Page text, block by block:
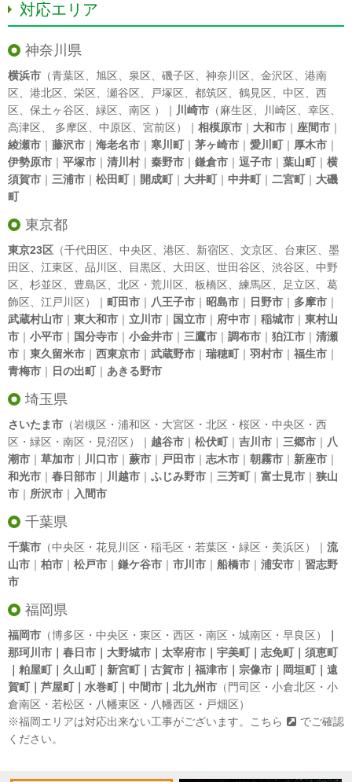
対応エリア
神奈川県
横浜市 （青葉区 旭区 泉区 磯子区 神奈川区 金沢区
港南
区
港北区 栄区 瀬谷区 戸塚区 都筑区 鶴見区 中区
西
区
保土ヶ谷区 緑区 南区 ）｜ 川崎市 （麻生区 川崎区 幸区
高津区
多摩区 中原区 宮前区）｜ 相模原市 ｜ 大和市 ｜ 座間市 ｜
綾瀬市 ｜ 藤沢市 ｜ 海老名市 ｜ 寒川町｜ 茅ヶ崎市 ｜ 愛川町｜ 厚木市 ｜
伊勢原市 ｜ 平塚市 ｜ 清川村｜ 秦野市 ｜ 鎌倉市 ｜ 逗子市 ｜ 葉山町｜ 横
須賀市 ｜ 三浦市 ｜ 松田町｜ 開成町｜ 大井町｜ 中井町｜ 二宮町｜ 大磯
町
東京都
東京23区 （千代田区 中央区 港区 新宿区 文京区 台東区
墨
田区
江東区 品川区 目黒区 大田区 世田谷区 渋谷区
中野
区
杉並区 豊島区 北区 ・ 荒川区 板橋区 練馬区 足立区
葛
飾区
江戸川区）｜ 町田市 ｜ 八王子市 ｜ 昭島市 ｜ 日野市 ｜ 多摩市 ｜
武蔵村山市 ｜ 東大和市 ｜ 立川市 ｜ 国立市 ｜ 府中市 ｜ 稲城市 ｜ 東村山
市 ｜ 小平市 ｜ 国分寺市 ｜ 小金井市 ｜ 三鷹市 ｜ 調布市 ｜ 狛江市 ｜ 清瀬
市 ｜ 東久留米市 ｜ 西東京市 ｜ 武蔵野市 ｜ 瑞穂町｜ 羽村市 ｜ 福生市 ｜
青梅市 ｜ 日の出町｜ あきる野市
埼玉県
さいたま市 （岩槻区・浦和区・大宮区・北区・桜区・中央区・西
区・緑区・南区・見沼区）｜ 越谷市 ｜ 松伏町｜ 吉川市 ｜ 三郷市 ｜ 八
潮市 ｜ 草加市 ｜ 川口市 ｜ 蕨市 ｜ 戸田市 ｜ 志木市 ｜ 朝霧市 ｜ 新座市 ｜
和光市 ｜ 春日部市 ｜ 川越市 ｜ ふじみ野市 ｜ 三芳町｜ 富士見市 ｜ 狭山
市 ｜ 所沢市 ｜ 入間市
千葉県
千葉市 （中央区・花見川区・稲毛区・若葉区・緑区・美浜区）｜ 流
山市 ｜ 柏市 ｜ 松戸市 ｜ 鎌ケ谷市 ｜ 市川市 ｜ 船橋市 ｜ 浦安市 ｜ 習志野
市
福岡県
福岡市 （博多区・中央区・東区・西区・南区・城南区・早良区）
那珂川市｜春日市｜大野城市｜太宰府市｜宇美町｜志免町｜須恵町
｜粕屋町｜久山町｜新宮町｜古賀市｜福津市｜宗像市｜岡垣町｜遠
賀町｜芦屋町｜水巻町｜中間市｜北九州市 （門司区・小倉北区・小
倉南区・若松区・八幡東区・八幡西区・戸畑区）
※福岡エリアは対応出来ない工事がございます。
こちら
でご確認
ください。